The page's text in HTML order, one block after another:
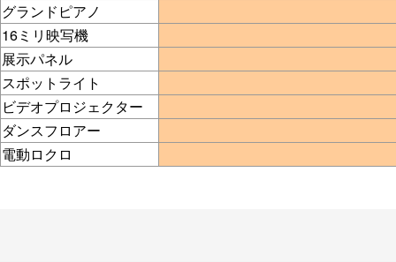
グランドピアノ
16ミリ映写機
展示パネル
スポットライト
ビデオプロジェクター
ダンスフロアー
電動ロクロ